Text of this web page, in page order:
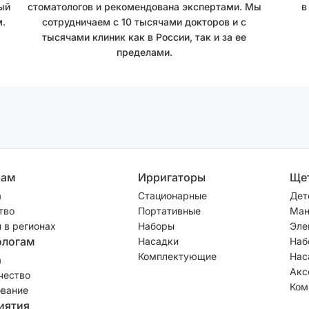
стоматологов и рекомендована экспертами. Мы
сотрудничаем с 10 тысячами докторов и с
тысячами клиник как в России, так и за ее
пределами.
регионах
Ирригаторы
Стационарные
Портативные
Наборы
Насадки
Комплектующие